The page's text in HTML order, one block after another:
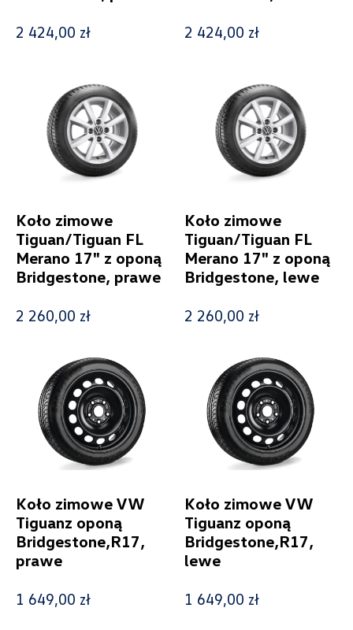
Tiguan II (2016-2023)
Kolekcje
Status
Promocja
Pokaż tylko dostępne
Filtruj
Wyczyść filtry
2 424,00 zł 2 424,00 zł
Koło zimowe
Tiguan/Tiguan FL
Merano 17" z oponą
Bridgestone, prawe
2 260,00 zł
Koło zimowe
Tiguan/Tiguan FL
Merano 17" z oponą
Bridgestone, lewe
2 260,00 zł
Koło zimowe VW
Tiguanz oponą
Bridgestone,R17,
prawe
1 649,00 zł
Koło zimowe VW
Tiguanz oponą
Bridgestone,R17,
lewe
1 649,00 zł